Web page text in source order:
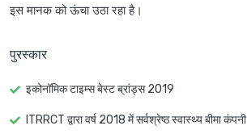
इस मानक को ऊंचा उठा रहा है।
पुरस्कार
इकोनॉमिक टाइम्स बेस्ट ब्रांड्स 2019
ITRRCT द्वारा वर्ष 2018 में सर्वश्रेष्ठ स्वास्थ्य बीमा कंपनी